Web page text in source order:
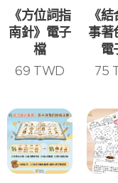
《方位詞指
南針》電子
檔
69 TWD
《
事著
電
75